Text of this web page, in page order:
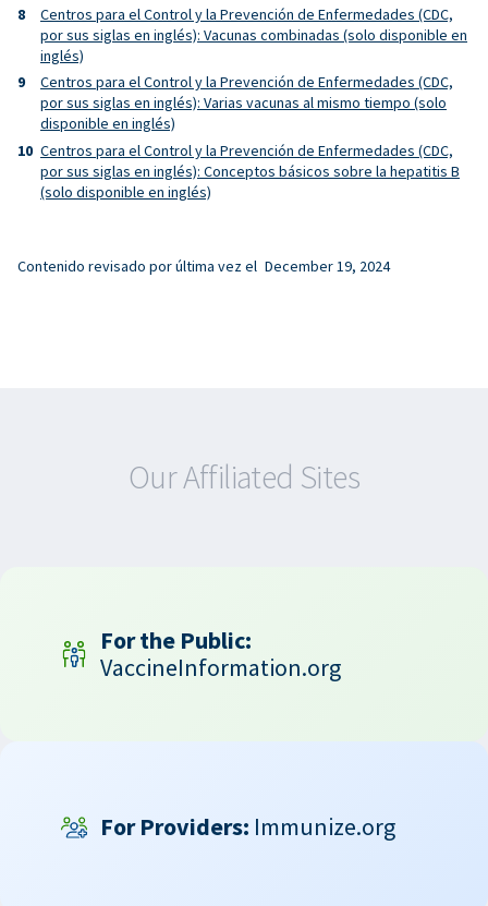
Centros para el Control y la Prevención de Enfermedades (CDC,
por sus siglas en inglés): Vacunas combinadas (solo disponible en
inglés)
Centros para el Control y la Prevención de Enfermedades (CDC,
por sus siglas en inglés): Varias vacunas al mismo tiempo (solo
disponible en inglés)
Centros para el Control y la Prevención de Enfermedades (CDC,
por sus siglas en inglés): Conceptos básicos sobre la hepatitis B
(solo disponible en inglés)
Contenido revisado por última vez el December 19, 2024
Our Affiliated Sites
For the Public:
VaccineInformation.org
For Providers: Immunize.org